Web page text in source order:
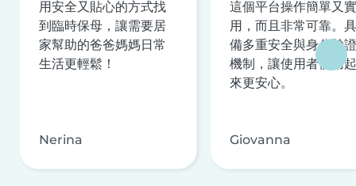
用安全又貼心的方式找
到臨時保母，讓需要居
家幫助的爸爸媽媽日常
生活更輕鬆！
Nerina
這個平台操作簡單又實
用，而且非常可靠。具
備多重安全與身分驗證
機制，讓使用者使用起
來更安心。
Giovanna